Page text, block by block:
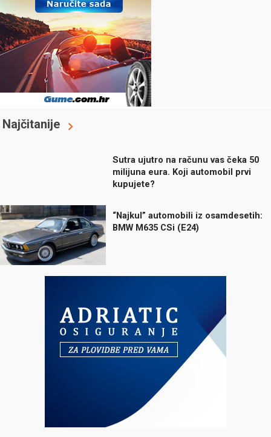
Najčitanije
Sutra ujutro na računu vas čeka 50
milijuna eura. Koji automobil prvi
kupujete?
“Najkul” automobili iz osamdesetih:
BMW M635 CSi (E24)